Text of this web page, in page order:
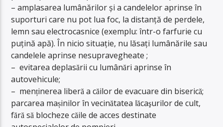
– amplasarea lumânărilor și a candelelor aprinse în
suporturi care nu pot lua foc, la distanță de perdele,
lemn sau electrocasnice (exemplu: într-o farfurie cu
puțină apă). În nicio situație, nu lăsați lumânările sau
candelele aprinse nesupravegheate ;
– evitarea deplasării cu lumânări aprinse în
autovehicule;
– menținerea liberă a căilor de evacuare din biserică;
parcarea mașinilor în vecinătatea lăcaşurilor de cult,
fără să blocheze căile de acces destinate